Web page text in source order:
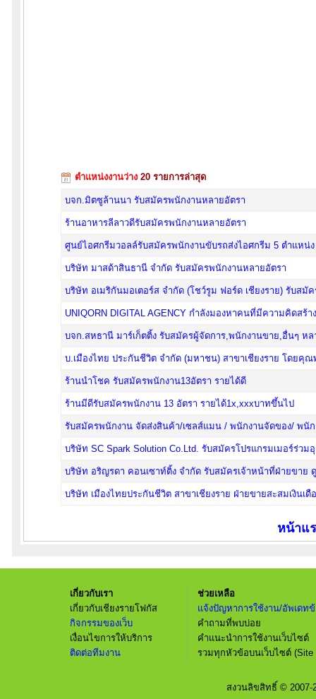
ตำแหน่งงานว่าง 20 รายการล่าสุด
บจก.มิตซูล้านนา รับสมัครพนักงานหลายอัตรา
ร้านอาหารลีลาวดีรับสมัครพนักงานหลายอัตรา
ศูนย์ไอศกรีมวอลล์รับสมัครพนักงานขับรถส่งไอศกรีม 5 ตำแหน่ง
บริษัท มาสด้าสินธานี จำกัด รับสมัครพนักงานหลายอัตรา
บริษัท อเมริกันมอเตอร์ส จำกัด (โชว์รูม ฟอร์ด เชียงราย) รับสมั
UNIQORN DIGITAL AGENCY กำลังมองหาคนที่มีความคิดส
บจก.สหธานี มาร์เก็ตติ้ง รับสมัครผู้จัดการ,พนักงานขาย,อื่นๆ หล
บ.เมืองไทย ประกันชีวิต จำกัด (มหาชน) สาขาเชียงราย โดย
ร้านนำโชค รับสมัครพนักงาน13อัตรา รายได้ดี
ร้านมีดีรับสมัครพนักงาน 13 อัตรา รายได้1x,xxxบาทขึ้นไป
รับสมัครพนักงาน จัดส่งสินค้า/เซลส์แมน / พนักงานจัดของ/ พนั
บริษัท SC Spark Solution Co.Ltd. รับสมัครโปรแกรมเมอร์ร่วม
บริษัท อริญรดา คอนเซาท์ติ้ง จำกัด รับสมัครเจ้าหน้าที่ฝ่ายขาย
บริษัท เมืองไทยประกันชีวิต สาขาเชียงราย ฝ่ายขายสะสมเงินเ
หน้าแ
เกี่ยวกับเรา
เกี่ยวกับเชียงรายโฟกัส
กิจกรรมของเว็บ
เงื่อนไขการให้บริการ
ติดต่อทีมงาน
ช่วยเหลือ
แจ้งปัญหาการใช้งาน/อัพเดท
คำถามที่พบบ่อย
คำแนะนำการใช้งานเว็บไซต์
รวมทุกหัวข้อบนเว็บไซต์ (Site
สงวนลิขสิทธิ์ © 2007-